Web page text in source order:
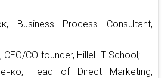
Business Process Consultant,
CO-founder, Hillel IT School;
Head of Direct Marketing,